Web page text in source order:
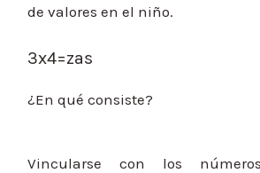
de valores en el niño.
3x4=zas
¿En qué consiste?
Vincularse con los